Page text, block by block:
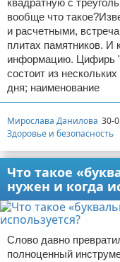
квадратную с
вообще что
и расчетными,
плитах памятников. И
информацию. Цифирь
состоит из
дня; наименование
Мирослава Данилова 30-
Здоровье и безопасность
Что такое
нужен и когда
Слово давно
полноценный